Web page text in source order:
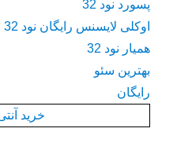
پسورد نود 32
اوکلی لایسنس رایگان نود 32
همیار نود 32
بهترین سئو
رایگان
خرید